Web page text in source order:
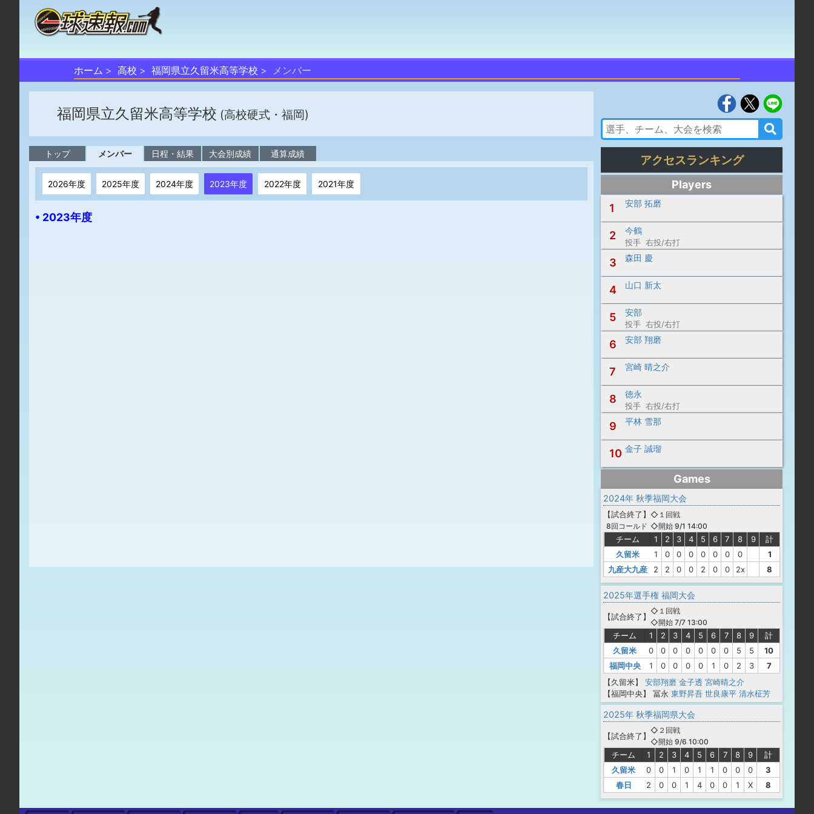
ホーム 高校 福岡県立久留米高等学校 メンバー
福岡県立久留米高等学校 (高校硬式・福岡)
トップ メンバー 日程・結果 大会別成績 通算成績
2026年度 2025年度 2024年度 2023年度 2022年度 2021年度
• 2023年度
アクセスランキング
Players
1
安部 拓磨
2 今鶴
投手 右投/右打
3 森田 慶
4 山口 新太
5 安部
投手 右投/右打
6 安部 翔磨
7 宮崎 晴之介
8 徳永
投手 右投/右打
9 平林 雪那
10 金子 誠瑠
Games
2024年 秋季福岡大会
【試合終了 】
8回コールド
◇１回戦
◇開始 9/1 14:00
チーム 1 2 3 4 5 6 7 8 9
計
久留米
1 0 0 0 0 0 0 0
1
九産大九産
2 2 0 0 2 0 0 2x 8
2025年選手権 福岡大会
【試合終了 】
◇１回戦
◇開始 7/7 13:00
チーム 1 2 3 4 5 6 7 8 9
計
久留米
0 0 0 0 0 0 0 5 5
10
福岡中央
1 0 0 0 0 1 0 2 3
7
【久留米】
安部翔磨 金子透 宮崎晴之介
【福岡中央】
冨永 東野昇吾 世良康平 清水柾芳
2025年 秋季福岡県大会
【試合終了 】
◇２回戦
◇開始 9/6 10:00
チーム 1 2 3 4 5 6 7 8 9
計
久留米
0 0 1 0 1 1 0 0 0
3
春日
2 0 0 1 4 0 0 1 X 8